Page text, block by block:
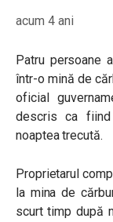
acum 4 ani
Patru persoane
într-o mină de
oficial
descris ca
noaptea trecută.
Proprietarul
la mina de
scurt timp după